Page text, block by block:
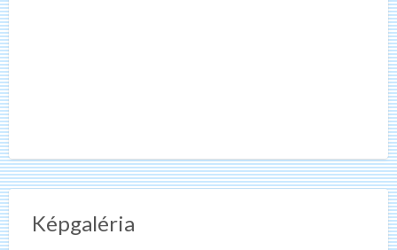
Képgaléria